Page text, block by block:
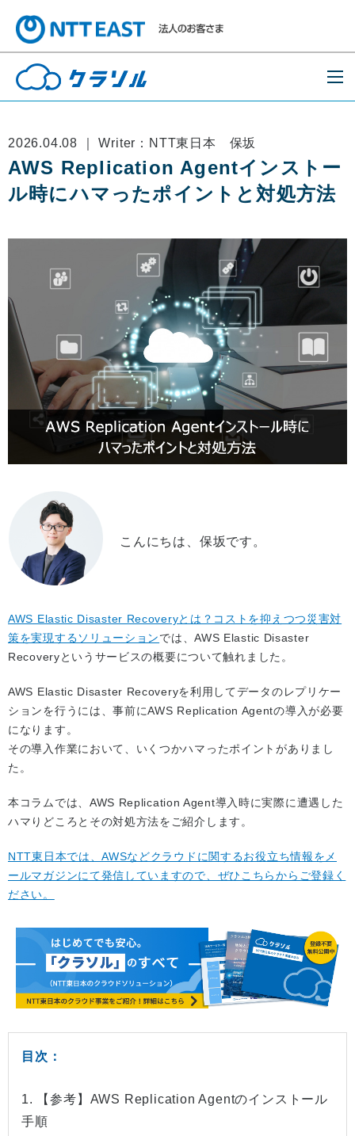
2026.04.08 ｜ Writer：NTT東日本 保坂
AWS Replication Agentインストー
ル時にハマったポイントと対処方法
こんにちは、保坂です。
AWS Elastic Disaster Recoveryとは？コストを抑えつつ災害対
策を実現するソリューションでは、AWS Elastic Disaster
Recoveryというサービスの概要について触れました。
AWS Elastic Disaster Recoveryを利用してデータのレプリケー
ションを行うには、事前にAWS Replication Agentの導入が必要
になります。
その導入作業において、いくつかハマったポイントがありまし
た。
本コラムでは、AWS Replication Agent導入時に実際に遭遇した
ハマりどころとその対処方法をご紹介します。
NTT東日本では、AWSなどクラウドに関するお役立ち情報をメ
ールマガジンにて発信していますので、ぜひこちらからご登録く
ださい。
目次：
1. 【参考】AWS Replication Agentのインストール
手順